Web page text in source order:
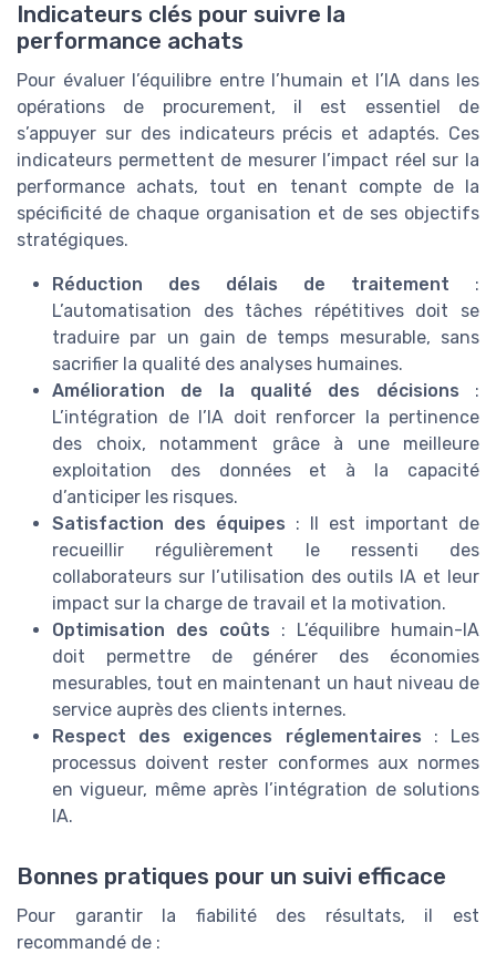
Indicateurs clés pour suivre la
performance achats
Pour évaluer l’équilibre entre l’humain et l’IA dans les
opérations de procurement, il est essentiel de
s’appuyer sur des indicateurs précis et adaptés. Ces
indicateurs permettent de mesurer l’impact réel sur la
performance achats, tout en tenant compte de la
spécificité de chaque organisation et de ses objectifs
stratégiques.
Réduction des délais de traitement :
L’automatisation des tâches répétitives doit se
traduire par un gain de temps mesurable, sans
sacrifier la qualité des analyses humaines.
Amélioration de la qualité des décisions :
L’intégration de l’IA doit renforcer la pertinence
des choix, notamment grâce à une meilleure
exploitation des données et à la capacité
d’anticiper les risques.
Satisfaction des équipes : Il est important de
recueillir régulièrement le ressenti des
collaborateurs sur l’utilisation des outils IA et leur
impact sur la charge de travail et la motivation.
Optimisation des coûts : L’équilibre humain-IA
doit permettre de générer des économies
mesurables, tout en maintenant un haut niveau de
service auprès des clients internes.
Respect des exigences réglementaires : Les
processus doivent rester conformes aux normes
en vigueur, même après l’intégration de solutions
IA.
Bonnes pratiques pour un suivi efficace
Pour garantir la fiabilité des résultats, il est
recommandé de :